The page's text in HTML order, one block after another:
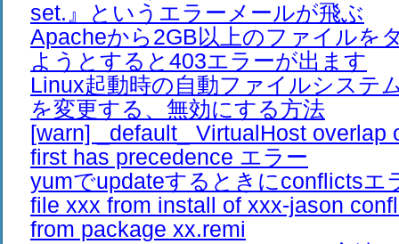
set.』というエラーメールが飛ぶ
Apacheから2GB以上のファイルを
ようとすると403エラーが出ます
Linux起動時の自動ファイルシステ
を変更する、無効にする方法
[warn] _default_ VirtualHost overlap
first has precedence エラー
yumでupdateするときにconflictsエ
file xxx from install of xxx-jason
from package xx.remi